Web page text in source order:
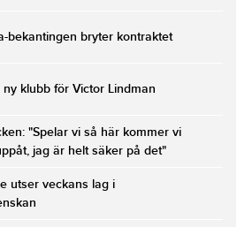
bekantingen bryter kontraktet
klubb för Victor Lindman
"Spelar vi så här kommer vi
jag är helt säker på det"
utser veckans lag i